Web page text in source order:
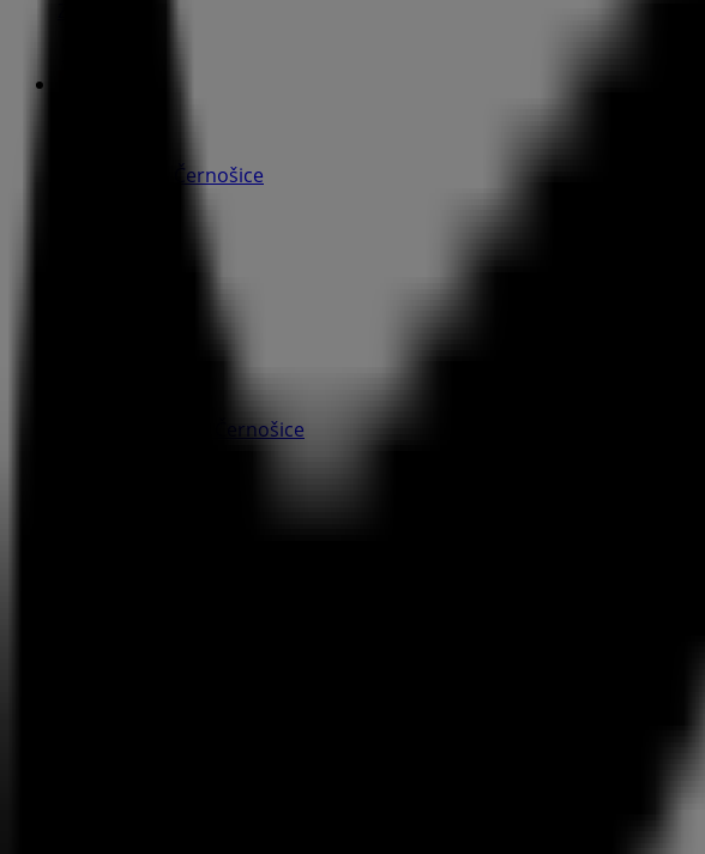
Vrážská 121, Černošice
Karlštejnská 255, Černošice